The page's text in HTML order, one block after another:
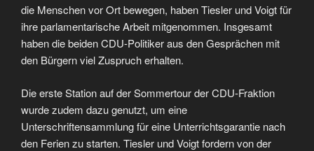
die Menschen vor Ort bewegen, haben Tiesler und Voigt für
ihre parlamentarische Arbeit mitgenommen. Insgesamt
haben die beiden CDU-Politiker aus den Gesprächen mit
den Bürgern viel Zuspruch erhalten.
Die erste Station auf der Sommertour der CDU-Fraktion
wurde zudem dazu genutzt, um eine
Unterschriftensammlung für eine Unterrichtsgarantie nach
den Ferien zu starten. Tiesler und Voigt fordern von der